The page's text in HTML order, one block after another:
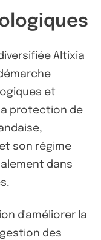
Altixia
et
protection de
son régime
dans
d'améliorer la
des